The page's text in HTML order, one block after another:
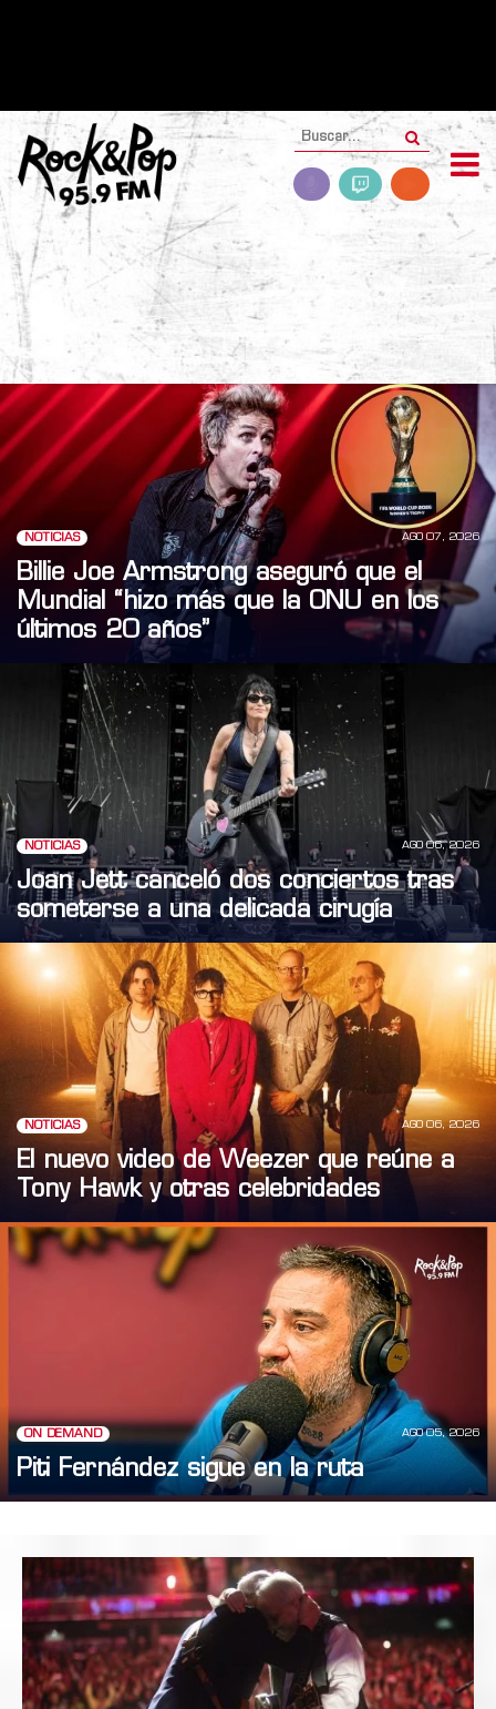
NOTICIAS AGO 07, 2026
Billie Joe Armstrong aseguró que el
Mundial “hizo más que la ONU en los
últimos 20 años”
NOTICIAS AGO 06, 2026
Joan Jett canceló dos conciertos tras
someterse a una delicada cirugía
NOTICIAS AGO 06, 2026
El nuevo video de Weezer que reúne a
Tony Hawk y otras celebridades
ON DEMAND AGO 05, 2026
Piti Fernández sigue en la ruta